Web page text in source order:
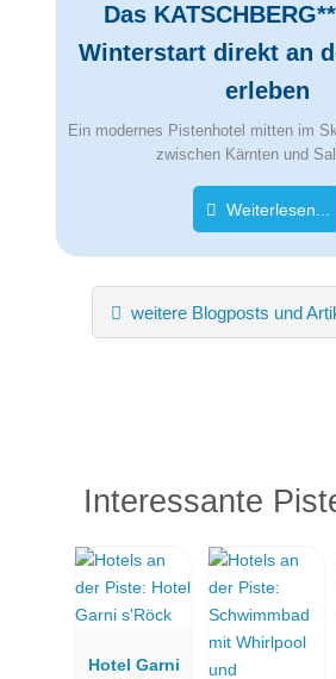
Das
Winterstart direkt an
erleben
Ein modernes Pistenhotel mitten im
zwischen Kärnten und
Weiterlesen...
weitere Blogposts und
Interessante
Hotel Garni